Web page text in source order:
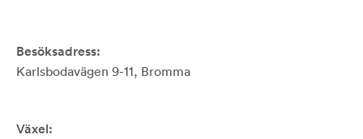
Besöksadress:
Karlsbodavägen 9-11, Bromma
Växel: